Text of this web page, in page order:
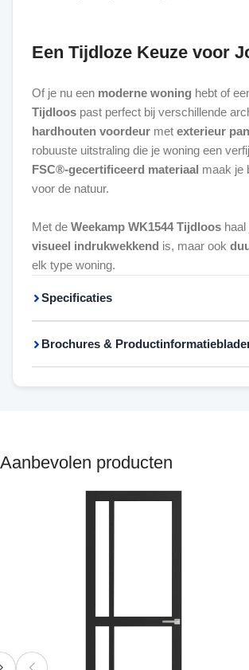
Een Tijdloze Keuze voor
Of je nu een moderne woning hebt of
Tijdloos past perfect bij verschillende
hardhouten voordeur met exterieur
robuuste uitstraling die je woning een
FSC®-gecertificeerd materiaal maak je
voor de natuur.
Met de Weekamp WK1544 Tijdloos
visueel indrukwekkend is, maar ook
elk type woning.
Specificaties
Brochures &
Aanbevolen producten